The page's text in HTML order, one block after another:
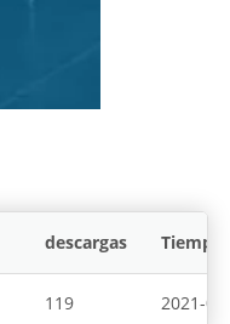
descargas Tiempo
119 2021-